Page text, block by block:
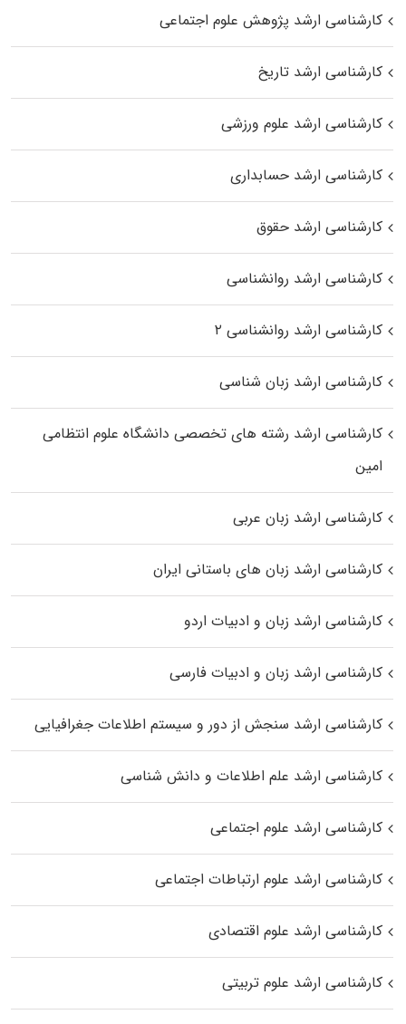
کارشناسی ارشد پژوهش علوم اجتماعی
کارشناسی ارشد تاریخ
کارشناسی ارشد علوم ورزشی
کارشناسی ارشد حسابداری
کارشناسی ارشد حقوق
کارشناسی ارشد روانشناسی
کارشناسی ارشد روانشناسی ۲
کارشناسی ارشد زبان شناسی
کارشناسی ارشد رﺷﺘﻪ ﻫﺎی تخصصی داﻧﺸﮕﺎه ﻋﻠﻮم انتظامی
اﻣﻴﻦ
کارشناسی ارشد زبان عربی
کارشناسی ارشد زبان‌ های باستانی ایران
کارشناسی ارشد زبان و ادبیات اردو
کارشناسی ارشد زبان و ادبیات فارسی
کارشناسی ارشد سنجش از دور و سیستم اطلاعات جغرافیایی
کارشناسی ارشد علم اطلاعات و دانش شناسی
کارشناسی ارشد علوم اجتماعی
کارشناسی ارشد علوم ارتباطات اجتماعی
کارشناسی ارشد علوم اقتصادی
کارشناسی ارشد علوم تربیتی